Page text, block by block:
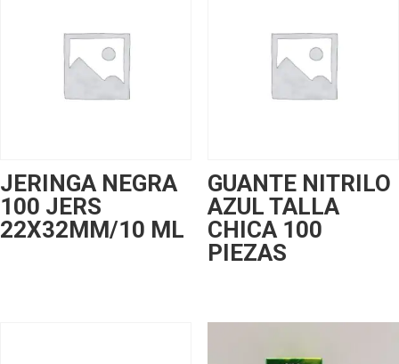
JERINGA NEGRA
100 JERS
22X32MM/10 ML
GUANTE NITRILO
AZUL TALLA
CHICA 100
PIEZAS